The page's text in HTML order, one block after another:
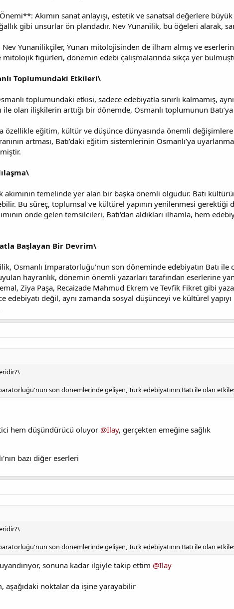
Akımın sanat anlayışı, estetik ve sanatsal değerlere
gibi unsurlar ön plandadır. Nev Yunanilik, bu öğeleri alarak,
Yunanilikçiler, Yunan mitolojisinden de ilham almış ve
mitolojik figürleri, dönemin edebi çalışmalarında sıkça yer
Toplumundaki Etkileri\
toplumundaki etkisi, sadece edebiyatla sınırlı kalmamış,
ile olan ilişkilerin arttığı bir dönemde, Osmanlı toplumunun
özellikle eğitim, kültür ve düşünce dünyasında önemli
artması, Batı’daki eğitim sistemlerinin Osmanlı’ya
akımının temelinde yer alan bir başka önemli olgudur. Batı
Bu süreç, toplumsal ve kültürel yapının yenilenmesi gerektiği
önde gelen temsilcileri, Batı'dan aldıkları ilhamla, hem
Başlayan Bir Devrim\
Osmanlı İmparatorluğu’nun son döneminde edebiyatın Batı
hayranlık, dönemin önemli yazarları tarafından eserlerine
Ziya Paşa, Recaizade Mahmud Ekrem ve Tevfik Fikret gibi
edebiyatı değil, aynı zamanda sosyal düşünceyi ve kültürel
son dönemlerinde gelişen, Türk edebiyatının Batı ile olan
hem düşündürücü oluyor @Ilay, gerçekten emeğine sağlık
bazı diğer eserleri
son dönemlerinde gelişen, Türk edebiyatının Batı ile olan
sonuna kadar ilgiyle takip ettim @Ilay
aşağıdaki noktalar da işine yarayabilir